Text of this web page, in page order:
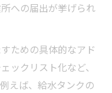
への届出が挙げられ
ための具体的なアド
ックリスト化など、
えば、給水タンクの